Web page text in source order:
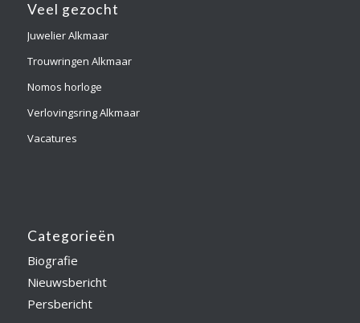
Veel gezocht
Juwelier Alkmaar
Trouwringen Alkmaar
Nomos horloge
Verlovingsring Alkmaar
Vacatures
Categorieën
Biografie
Nieuwsbericht
Persbericht